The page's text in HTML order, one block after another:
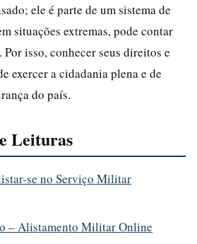
ele é parte de um sistema de
situações extremas, pode contar
isso, conhecer seus direitos e
exercer a cidadania plena e de
do país.
Leituras
se no Serviço Militar
– Alistamento Militar Online